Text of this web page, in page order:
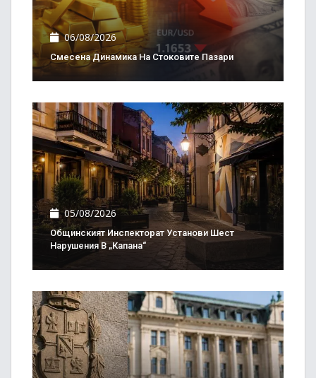
06/08/2026
Смесена Динамика На Стоковите Пазари
05/08/2026
Общинският Инспекторат Установи Шест
Нарушения В „Капана“